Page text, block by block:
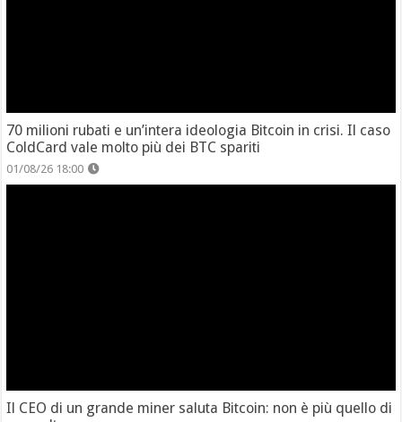
70 milioni rubati e un’intera ideologia Bitcoin in crisi. Il caso
ColdCard vale molto più dei BTC spariti
01/08/26 18:00
Il CEO di un grande miner saluta Bitcoin: non è più quello di